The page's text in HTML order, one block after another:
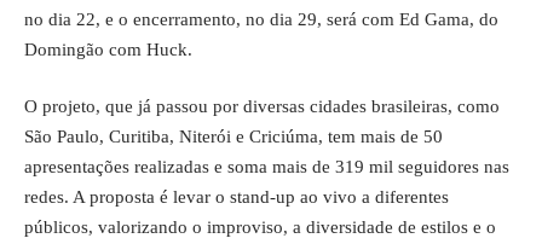
no dia 22, e o encerramento, no dia 29, será com Ed Gama, do
Domingão com Huck.
O projeto, que já passou por diversas cidades brasileiras, como
São Paulo, Curitiba, Niterói e Criciúma, tem mais de 50
apresentações realizadas e soma mais de 319 mil seguidores nas
redes. A proposta é levar o stand-up ao vivo a diferentes
públicos, valorizando o improviso, a diversidade de estilos e o